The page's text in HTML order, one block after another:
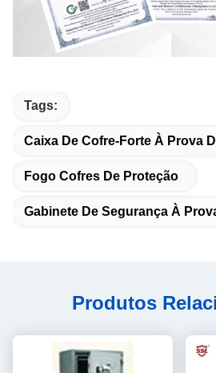
Tags:
Caixa De Cofre-Forte À Prova
Fogo Cofres De Proteção
Gabinete De Segurança À
Produtos